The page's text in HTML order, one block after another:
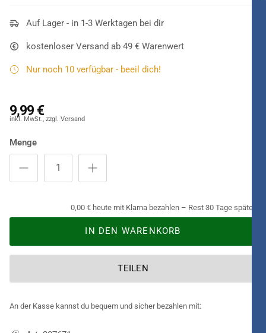
Karnevals Partynicht verloren gehen.
Auf Lager - in 1-3 Werktagen bei dir
kostenloser Versand ab 49 € Warenwert
Nur noch 10 verfügbar - beeil dich!
9,99 €
Menge
0,00 € heute mit Klarna bezahlen – Rest 30 Tage später.
IN DEN WARENKORB
TEILEN
An der Kasse kannst du bequem und sicher bezahlen mit: